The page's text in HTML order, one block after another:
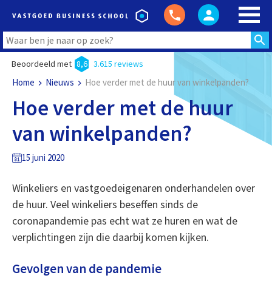
Beoordeeld met 8,6 3.615 reviews
Home Nieuws Hoe verder met de huur van winkelpanden?
Hoe verder met de huur
van winkelpanden?
15 juni 2020
Winkeliers en vastgoedeigenaren onderhandelen over
de huur. Veel winkeliers beseffen sinds de
coronapandemie pas echt wat ze huren en wat de
verplichtingen zijn die daarbij komen kijken.
Gevolgen van de pandemie